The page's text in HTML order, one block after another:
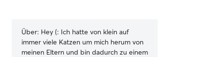
Über: Hey (: Ich hatte von klein auf
immer viele Katzen um mich herum von
meinen Eltern und bin dadurch zu einem